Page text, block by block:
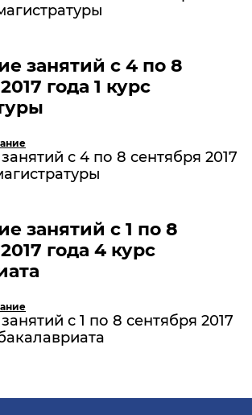
занятий с 4 по 8
года 1 курс
с 4 по 8 сентября 2017
занятий с 1 по 8
года 4 курс
с 1 по 8 сентября 2017